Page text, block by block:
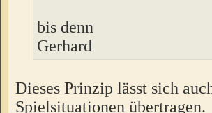
bis denn
Gerhard
Dieses Prinzip lässt sich
Spielsituationen übertragen.